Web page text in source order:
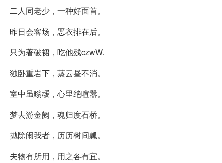
二人同老少，一种好面首。
昨日会客场，恶衣排在后。
只为著破裙，吃他残czwW.
独卧重岩下，蒸云昼不消。
室中虽暡叆，心里绝喧嚣。
梦去游金阙，魂归度石桥。
抛除闹我者，历历树间瓢。
夫物有所用，用之各有宜。